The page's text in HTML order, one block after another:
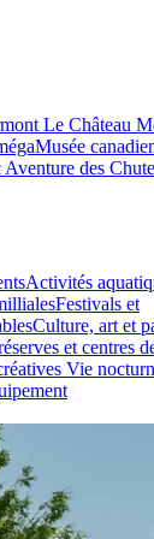
Le Château
Musée
Aventure des
Activités
Festivals et
Culture, art et
et centres
Vie